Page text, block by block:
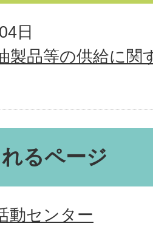
日
製品等の供給に関
るページ
動センター